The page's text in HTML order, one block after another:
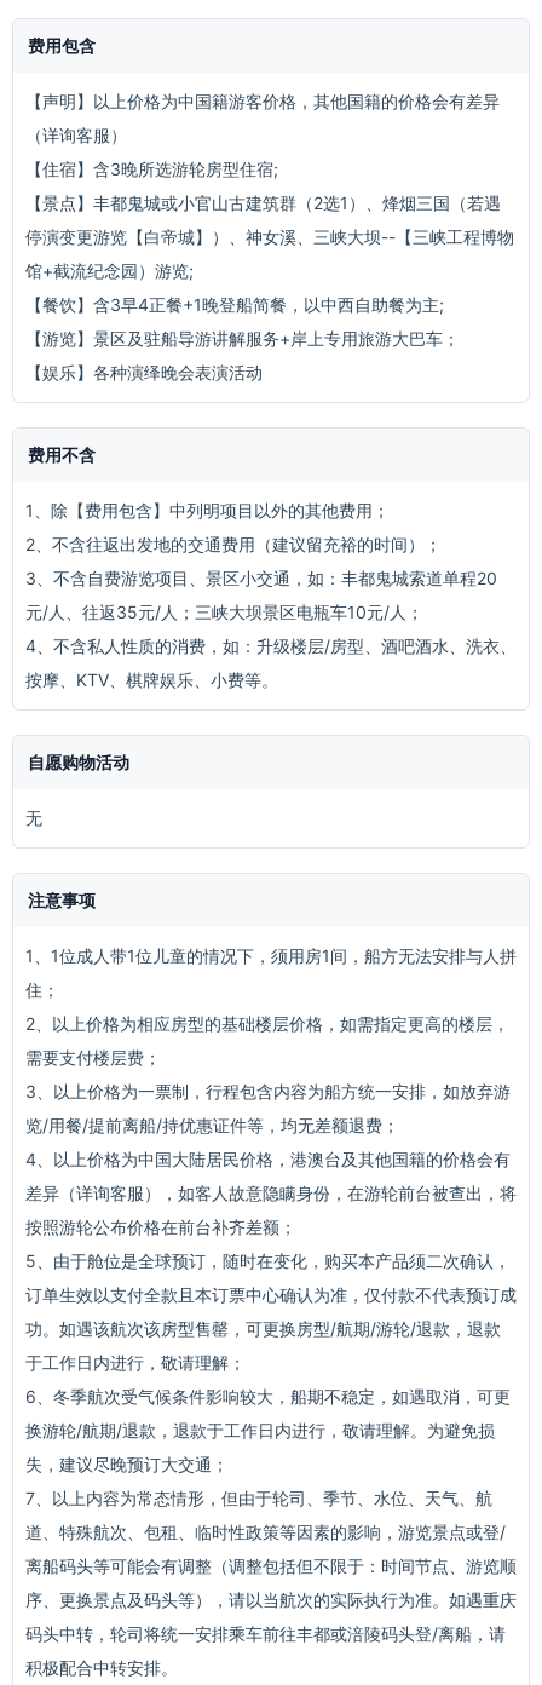
费用包含
【声明】以上价格为中国籍游客价格，其他国籍的价格会有差异
（详询客服）
【住宿】含3晚所选游轮房型住宿;
【景点】丰都鬼城或小官山古建筑群（2选1）、烽烟三国（若遇
停演变更游览【白帝城】）、神女溪、三峡大坝--【三峡工程博物
馆+截流纪念园）游览;
【餐饮】含3早4正餐+1晚登船简餐，以中西自助餐为主;
【游览】景区及驻船导游讲解服务+岸上专用旅游大巴车；
【娱乐】各种演绎晚会表演活动
费用不含
1、除【费用包含】中列明项目以外的其他费用；
2、不含往返出发地的交通费用（建议留充裕的时间）；
3、不含自费游览项目、景区小交通，如：丰都鬼城索道单程20
元/人、往返35元/人；三峡大坝景区电瓶车10元/人；
4、不含私人性质的消费，如：升级楼层/房型、酒吧酒水、洗衣、
按摩、KTV、棋牌娱乐、小费等。
自愿购物活动
无
注意事项
1、1位成人带1位儿童的情况下，须用房1间，船方无法安排与人拼
住；
2、以上价格为相应房型的基础楼层价格，如需指定更高的楼层，
需要支付楼层费；
3、以上价格为一票制，行程包含内容为船方统一安排，如放弃游
览/用餐/提前离船/持优惠证件等，均无差额退费；
4、以上价格为中国大陆居民价格，港澳台及其他国籍的价格会有
差异（详询客服），如客人故意隐瞒身份，在游轮前台被查出，将
按照游轮公布价格在前台补齐差额；
5、由于舱位是全球预订，随时在变化，购买本产品须二次确认，
订单生效以支付全款且本订票中心确认为准，仅付款不代表预订成
功。如遇该航次该房型售罄，可更换房型/航期/游轮/退款，退款
于工作日内进行，敬请理解；
6、冬季航次受气候条件影响较大，船期不稳定，如遇取消，可更
换游轮/航期/退款，退款于工作日内进行，敬请理解。为避免损
失，建议尽晚预订大交通；
7、以上内容为常态情形，但由于轮司、季节、水位、天气、航
道、特殊航次、包租、临时性政策等因素的影响，游览景点或登/
离船码头等可能会有调整（调整包括但不限于：时间节点、游览顺
序、更换景点及码头等），请以当航次的实际执行为准。如遇重庆
码头中转，轮司将统一安排乘车前往丰都或涪陵码头登/离船，请
积极配合中转安排。